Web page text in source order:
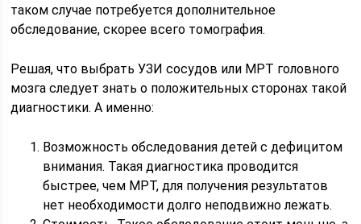
таком случае потребуется дополнительное
обследование, скорее всего томография.
Решая, что выбрать УЗИ сосудов или МРТ головного
мозга следует знать о положительных сторонах такой
диагностики. А именно:
Возможность обследования детей с дефицитом
внимания. Такая диагностика проводится
быстрее, чем МРТ, для получения результатов
нет необходимости долго неподвижно лежать.